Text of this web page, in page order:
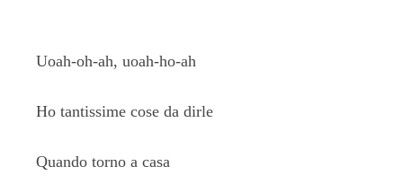
Uoah-oh-ah, uoah-ho-ah
Ho tantissime cose da dirle
Quando torno a casa